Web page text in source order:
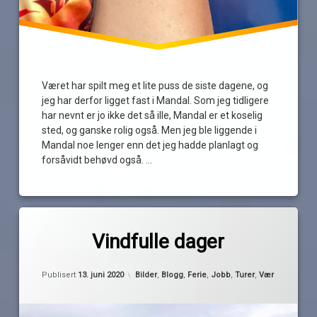
Været har spilt meg et lite puss de siste dagene, og
jeg har derfor ligget fast i Mandal. Som jeg tidligere
har nevnt er jo ikke det så ille, Mandal er et koselig
sted, og ganske rolig også. Men jeg ble liggende i
Mandal noe lenger enn det jeg hadde planlagt og
forsåvidt behøvd også. …
Vindfulle dager
Publisert 13. juni 2020
Oppdatert 13. juni 2020
Kategorier:
Bilder, Blogg, Ferie, Jobb,Turer,Vær
Båly